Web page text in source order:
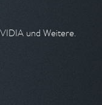
und Weitere.